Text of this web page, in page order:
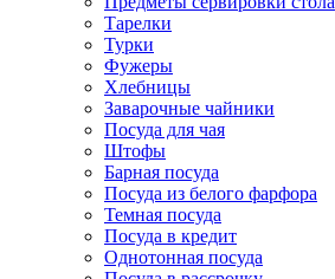
Тарелки
Турки
Фужеры
Хлебницы
Заварочные чайники
Посуда для чая
Штофы
Барная посуда
Посуда из белого фарфора
Темная посуда
Посуда в кредит
Однотонная посуда